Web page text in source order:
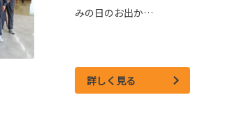
みの日のお出か…
詳しく見る